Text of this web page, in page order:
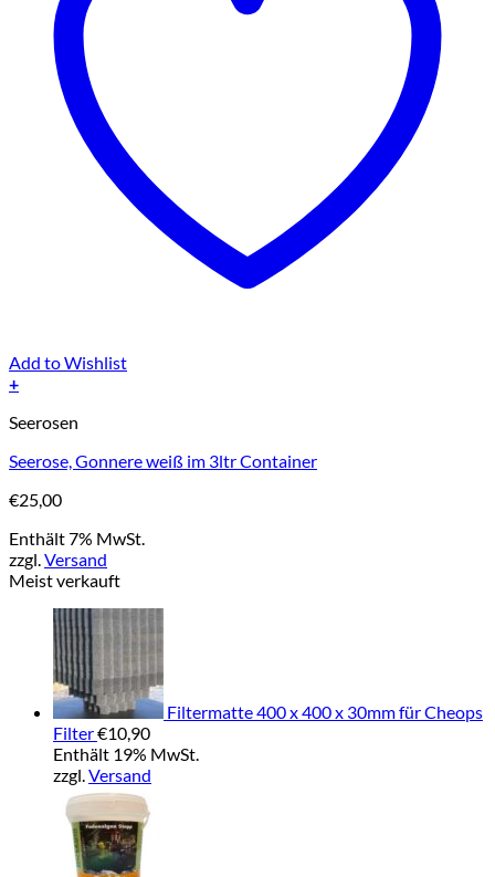
Add to Wishlist
+
Seerosen
Seerose, Gonnere weiß im 3ltr Container
€25,00
Enthält 7% MwSt.
zzgl.Versand
Meist verkauft
Filtermatte 400 x 400 x 30mm für Cheops
Filter€10,90
Enthält 19% MwSt.
zzgl.Versand